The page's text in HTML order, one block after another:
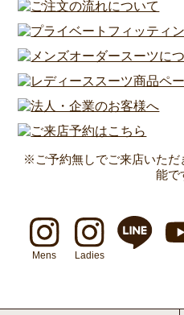
※ご予約無しでご来店いただ
能で
Mens Ladies